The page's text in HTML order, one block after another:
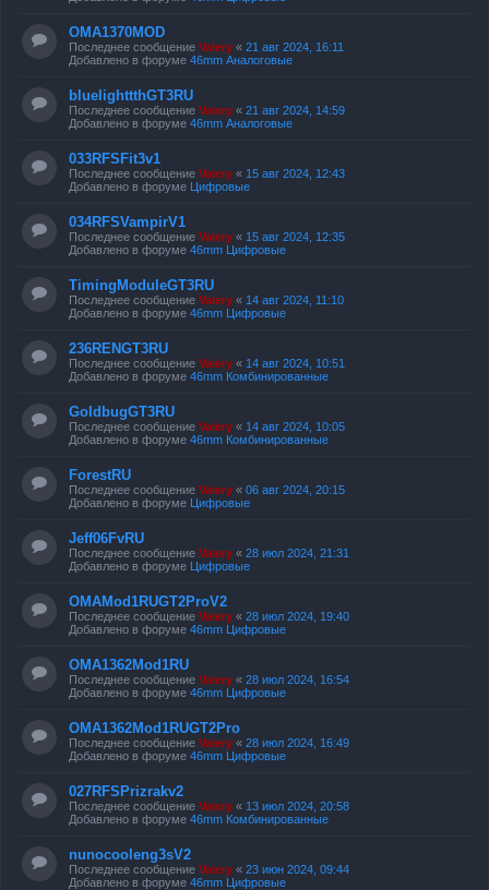
OMA1370MOD
Последнее сообщение Valery « 21 авг 2024, 16:11
Добавлено в форуме 46mm Аналоговые
bluelighttthGT3RU
Последнее сообщение Valery « 21 авг 2024, 14:59
Добавлено в форуме 46mm Аналоговые
033RFSFit3v1
Последнее сообщение Valery « 15 авг 2024, 12:43
Добавлено в форуме Цифровые
034RFSVampirV1
Последнее сообщение Valery « 15 авг 2024, 12:35
Добавлено в форуме 46mm Цифровые
TimingModuleGT3RU
Последнее сообщение Valery « 14 авг 2024, 11:10
Добавлено в форуме 46mm Цифровые
236RENGT3RU
Последнее сообщение Valery « 14 авг 2024, 10:51
Добавлено в форуме 46mm Комбинированные
GoldbugGT3RU
Последнее сообщение Valery « 14 авг 2024, 10:05
Добавлено в форуме 46mm Комбинированные
ForestRU
Последнее сообщение Valery « 06 авг 2024, 20:15
Добавлено в форуме Цифровые
Jeff06FvRU
Последнее сообщение Valery « 28 июл 2024, 21:31
Добавлено в форуме Цифровые
OMAMod1RUGT2ProV2
Последнее сообщение Valery « 28 июл 2024, 19:40
Добавлено в форуме 46mm Цифровые
OMA1362Mod1RU
Последнее сообщение Valery « 28 июл 2024, 16:54
Добавлено в форуме 46mm Цифровые
OMA1362Mod1RUGT2Pro
Последнее сообщение Valery « 28 июл 2024, 16:49
Добавлено в форуме 46mm Цифровые
027RFSPrizrakv2
Последнее сообщение Valery « 13 июл 2024, 20:58
Добавлено в форуме 46mm Комбинированные
nunocooleng3sV2
Последнее сообщение Valery « 23 июн 2024, 09:44
Добавлено в форуме 46mm Цифровые